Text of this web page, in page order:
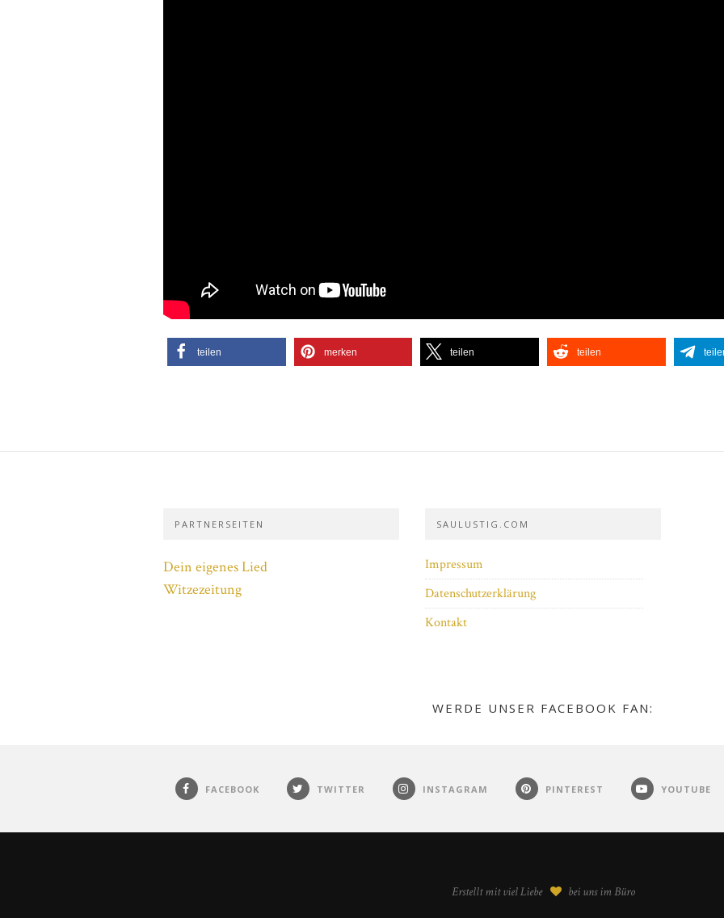
teilen merken teilen teilen
PARTNERSEITEN
Dein eigenes Lied
Witzezeitung
SAULUSTIG.COM
Impressum
Datenschutzerklärung
Kontakt
WERDE UNSER FACEBOOK FAN:
FACEBOOK TWITTER INSTAGRAM PINTEREST YOUTUBE
Erstellt mit viel Liebe bei uns im Büro